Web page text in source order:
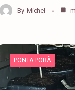
By Michel
PONTA PORÃ